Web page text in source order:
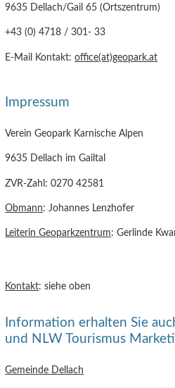
9635 Dellach/Gail 65 (Ortszentrum)
+43 (0) 4718 / 301- 33
E-Mail Kontakt:office(at)geopark.at
Impressum
Verein Geopark Karnische Alpen
9635 Dellach im Gailtal
ZVR-Zahl: 0270 42581
Obmann: Johannes Lenzhofer
Leiterin Geoparkzentrum: Gerlinde
Kontakt: siehe oben
Information erhalten Sie
und NLW Tourismus
Gemeinde Dellach